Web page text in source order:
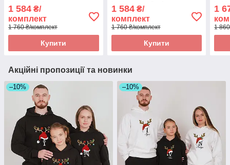
1 584 ₴/
комплект
1 760 ₴/комплект
Купити
1 584₴/
комплект
1 760 ₴/комплект
Купити
1
1
Акційні пропозиції та новинки
–10% –10%